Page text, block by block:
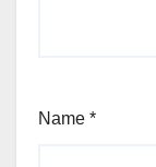
Name *